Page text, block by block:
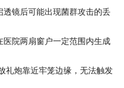
透镜后可能出现菌群攻击的丢
医院两扇窗户一定范围内生成
礼炮靠近牢笼边缘，无法触发